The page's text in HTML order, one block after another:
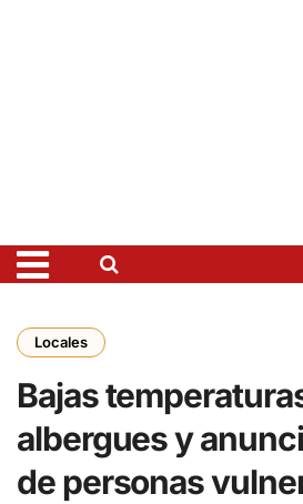
Locales
Bajas
albergues y
de personas